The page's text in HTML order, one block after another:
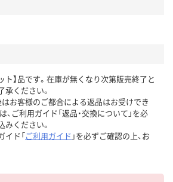
ト】品です。在庫が無くなり次第販売終了と
承ください。
はお客様のご都合による返品はお受けでき
、ご利用ガイド「返品・交換について」を必
みください。
イド「ご利用ガイド 」を必ずご確認の上、お